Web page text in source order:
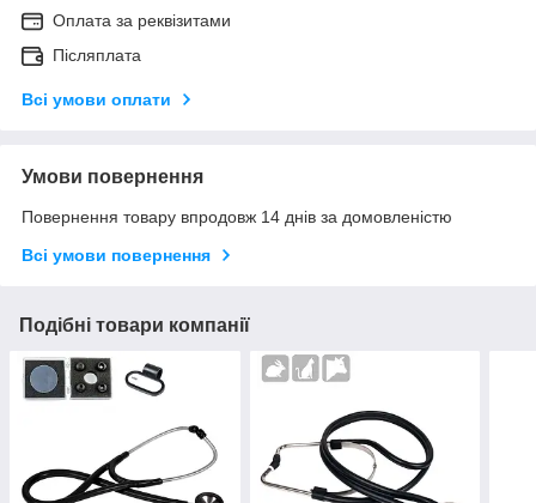
Оплата за реквізитами
Післяплата
Всі умови оплати
Умови повернення
Повернення товару впродовж 14 днів за домовленістю
Всі умови повернення
Подібні товари компанії